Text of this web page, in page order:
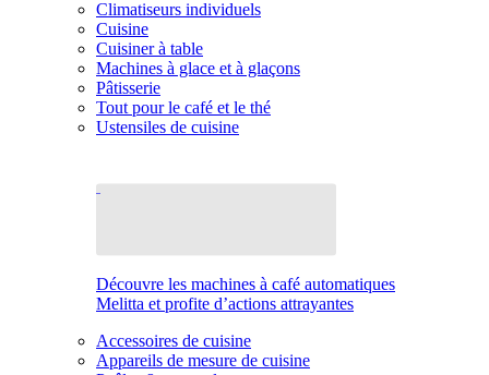
Climatiseurs individuels
Cuisine
Cuisiner à table
Machines à glace et à glaçons
Pâtisserie
Tout pour le café et le thé
Ustensiles de cuisine
Découvre les machines à café automatiques
Melitta et profite d’actions attrayantes
Accessoires de cuisine
Appareils de mesure de cuisine